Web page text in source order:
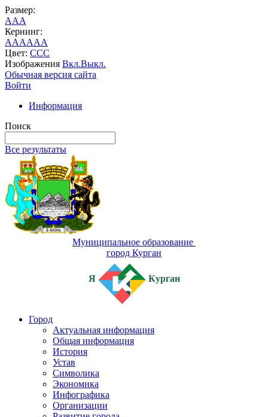
Размер:
AAA
Кернинг:
AAAAAA
Цвет: CCC
Изображения Вкл.Выкл.
Обычная версия сайта
Войти
Информация
Поиск
Все результаты
Муниципальное образование
город Курган
Я Курган
Город
Актуальная информация
Общая информация
История
Устав
Символика
Экономика
Инфографика
Организации